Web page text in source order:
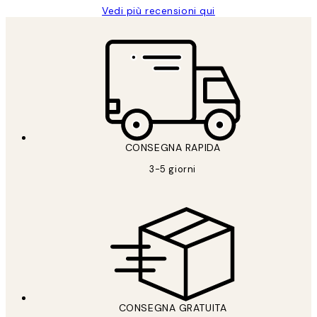
Vedi più recensioni qui
CONSEGNA RAPIDA
3-5 giorni
CONSEGNA GRATUITA